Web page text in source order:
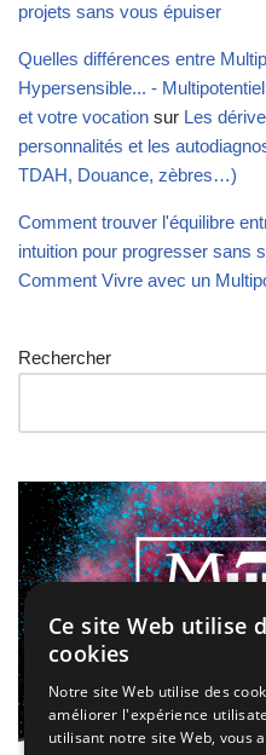
projets sans vous épuiser
Quelles différences entre
Hypersensible... -
et votre vocation sur Les
personnalités et les
TDAH, Douance, zèbres…)
Comment trouver l'équilibre
intuition pour progresser sans
Comment Vivre avec un
Rechercher
Ce site Web utilise
cookies
Notre site Web utilise des
améliorer l'expérience
utilisant notre site Web, vous